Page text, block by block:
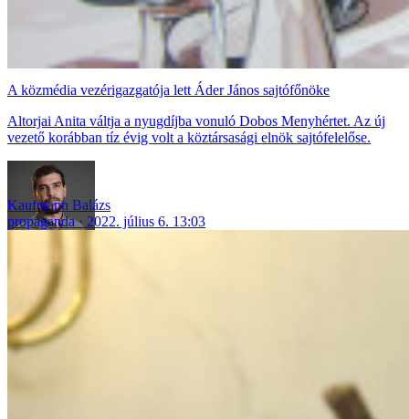
A közmédia vezérigazgatója lett Áder János sajtófőnöke
Altorjai Anita váltja a nyugdíjba vonuló Dobos Menyhértet. Az új
vezető korábban tíz évig volt a köztársasági elnök sajtófelelőse.
Kaufmann Balázs
propaganda
2022. július 6. 13:03